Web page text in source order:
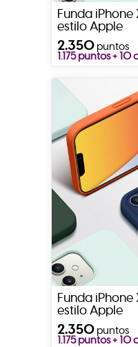
Funda iPhone
estilo Apple
2.350puntos
1.175 puntos + 10
Funda iPhone
estilo Apple
2.350puntos
1.175 puntos + 10